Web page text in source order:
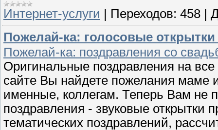
Интернет-услуги
Переходов: 458
Пожелай-ка: голосовые
Пожелай-ка: поздравления со
Оригинальные поздравления на
сайте Вы найдете пожелания маме
именные, коллегам. Теперь Вам не
поздравления - звуковые открытки
тематических поздравлений,